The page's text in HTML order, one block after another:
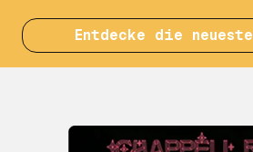
Entdecke die